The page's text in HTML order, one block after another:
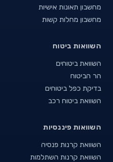
מחשבון תאונות אישיות
מחשבון מחלות קשות
השוואות ביטוח
השוואת ביטוחים
הר הביטוח
בדיקת כפל ביטוחים
השוואת ביטוח רכב
השוואות פיננסיות
השוואת קרנות פנסיה
השוואת קרנות השתלמות